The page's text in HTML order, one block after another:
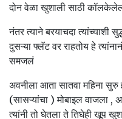
दोन वेळा खुशाली साठी
नंतर त्याने बरयाचदा
दुसऱ्या फ्लॅट वर राहतोय हे
समजलं
अवनीला आता सातवा महिना सुरु
(सासऱ्यांचा ) मोबाइल वाजला
त्यांनी तो घेतला ते तिघेही खूप